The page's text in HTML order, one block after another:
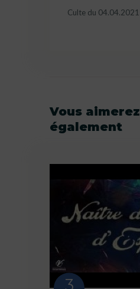
Culte du 04.04.2021
Vous aimerez
également